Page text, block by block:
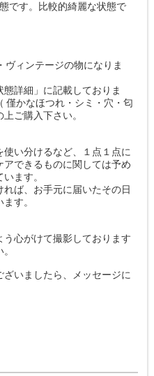
です。比較的綺麗な状態で
ヴィンテージの物になりま
詳細」に記載しておりま
僅かなほつれ・シミ・穴・匂
ご購入下さい。
い分けるなど、１点１点に
できるものに関しては予め
ます。
ば、お手元に届いたその日
す。
心がけて撮影しております
いましたら、メッセージに